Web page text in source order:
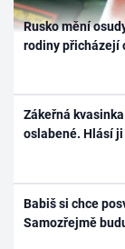
Rusko mění
rodiny přicházejí
Zákeřná
oslabené. Hlásí ji
Babiš si chce
Samozřejmě